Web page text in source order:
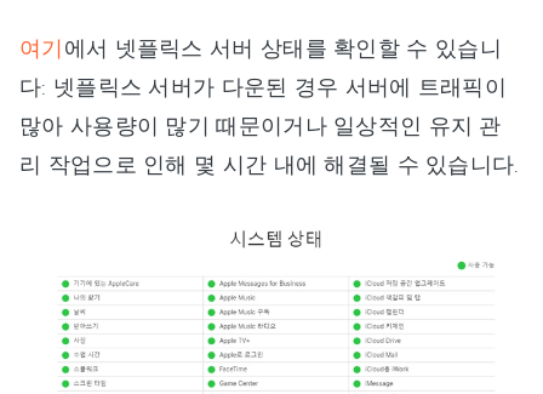
여기에서 넷플릭스 서버 상태를 확인할 수 있습니
다: 넷플릭스 서버가 다운된 경우 서버에 트래픽이
많아 사용량이 많기 때문이거나 일상적인 유지 관
리 작업으로 인해 몇 시간 내에 해결될 수 있습니다.